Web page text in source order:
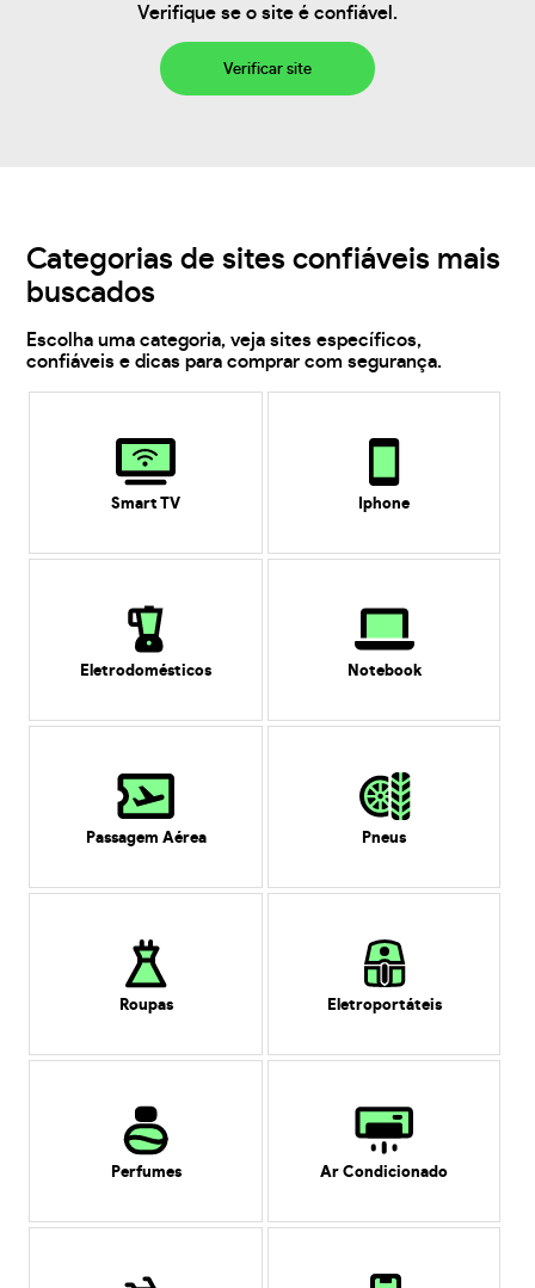
Verifique se o site é confiável.
Verificar site
Categorias de sites confiáveis mais
buscados
Escolha uma categoria, veja sites específicos,
confiáveis e dicas para comprar com segurança.
Smart TV Iphone
Eletrodomésticos Notebook
Passagem Aérea Pneus
Roupas Eletroportáteis
Perfumes Ar Condicionado